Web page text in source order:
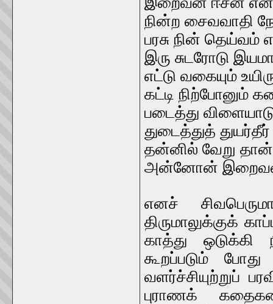
நின்ற சைவவாதி
பரசு நின் தெய்வம்
இரு சுடரோடு
எட்டு வகையும்
கட்டி நிற்போனும்
படைத்து
துடைத்துத்
தன்னில் வேறு
அன்னோன்
எனச்
திருமாலுக்குக்
காத்து
கூறப்படும்
வளர்ச்சியுற்றுப்
புராணக்